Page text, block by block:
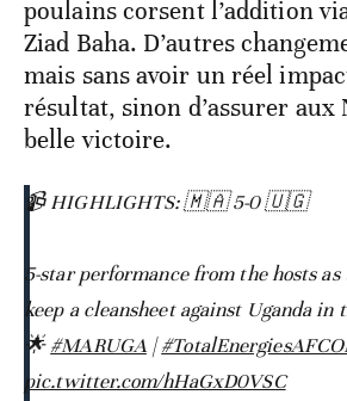
poulains corsent l’addition
Ziad Baha. D’autres
mais sans avoir un réel
résultat, sinon d’assurer aux
belle victoire.
📹 HIGHLIGHTS: 🇲🇦 5-0 🇺🇬
5-star performance from the hosts as
keep a cleansheet against Uganda in
🌟#MARUGA|
pic.twitter.com/hHaGxD0VSC